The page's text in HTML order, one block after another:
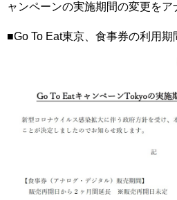
ャンペーンの実施期間の変更をア
■Go To Eat東京、食事券の利用